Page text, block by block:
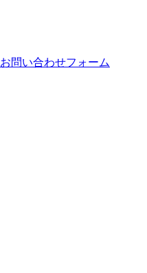
お問い合わせフォーム